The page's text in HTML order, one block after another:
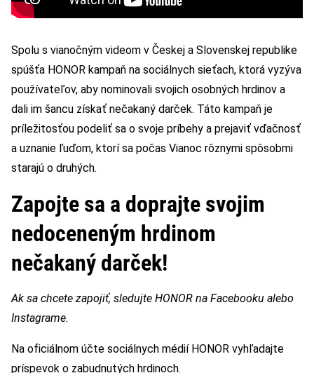
Spolu s vianočným videom v Českej a Slovenskej republike
spúšťa HONOR kampaň na sociálnych sieťach, ktorá vyzýva
používateľov, aby nominovali svojich osobných hrdinov a
dali im šancu získať nečakaný darček. Táto kampaň je
príležitosťou podeliť sa o svoje príbehy a prejaviť vďačnosť
a uznanie ľuďom, ktorí sa počas Vianoc rôznymi spôsobmi
starajú o druhých.
Zapojte sa a doprajte svojim
nedoceneným hrdinom
nečakaný darček!
Ak sa chcete zapojiť, sledujte HONOR na Facebooku alebo
Instagrame.
Na oficiálnom účte sociálnych médií HONOR vyhľadajte
príspevok o zabudnutých hrdinoch.